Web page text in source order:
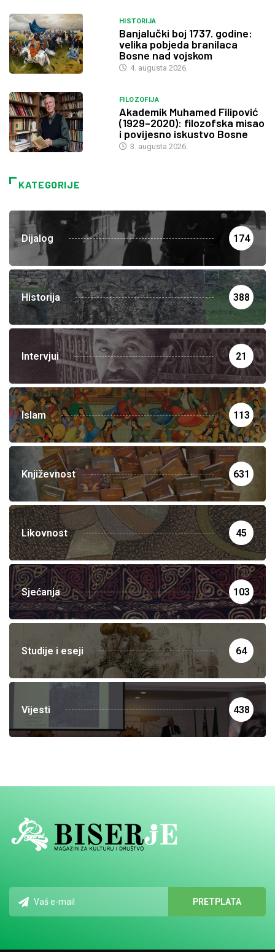
HISTORIJA
Banjalučki boj 1737. godine:
velika pobjeda branilaca
Bosne nad vojskom
4. augusta 2026.
FILOZOFIJA
Akademik Muhamed Filipović
(1929–2020): filozofska misao
i povijesno iskustvo Bosne
3. augusta 2026.
KATEGORIJE
Dijalog 174
Historija 388
Intervjui 21
Islam 113
Književnost 631
Likovnost 45
Sjećanja 103
Studije i eseji 64
Vijesti 438